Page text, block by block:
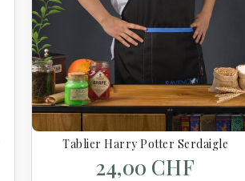
Tablier Harry Potter Serdaigle
24,00 CHF